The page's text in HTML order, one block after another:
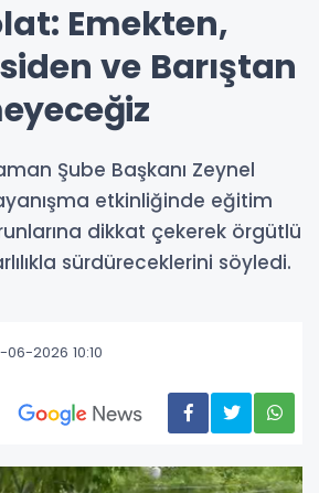
Emekten,
ve Barıştan
Şube Başkanı Zeynel
etkinliğinde eğitim
dikkat çekerek örgütlü
sürdüreceklerini söyledi.
06-2026 10:10